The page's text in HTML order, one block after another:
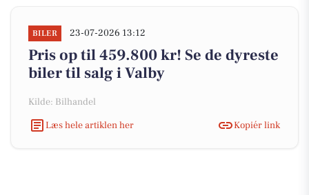
BILER 23-07-2026 13:12
Pris op til 459.800 kr! Se de dyreste
biler til salg i Valby
Kilde: Bilhandel
Læs hele artiklen her
Kopiér link